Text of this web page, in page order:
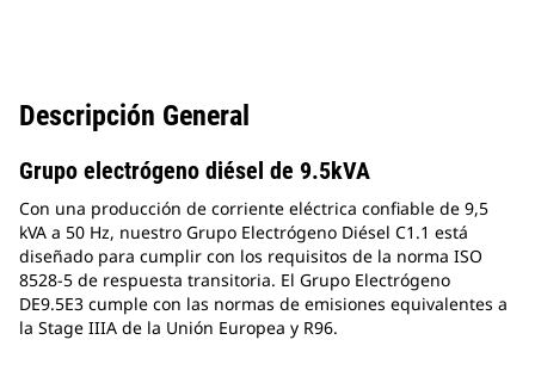
Descripción General
Grupo electrógeno diésel de 9.5kVA
Con una producción de corriente eléctrica confiable de 9,5
kVA a 50 Hz, nuestro Grupo Electrógeno Diésel C1.1 está
diseñado para cumplir con los requisitos de la norma ISO
8528-5 de respuesta transitoria. El Grupo Electrógeno
DE9.5E3 cumple con las normas de emisiones equivalentes a
la Stage IIIA de la Unión Europea y R96.